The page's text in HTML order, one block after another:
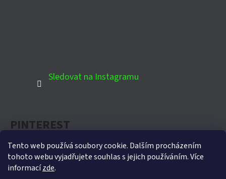
Tento web používá soubory cookie. Dalším procházením
tohoto webu vyjadřujete souhlas s jejich používáním. Více
informacízde.
Sledovat na Instagramu
PINTEREST
Oficiální partner Biohort pro Českou republiku